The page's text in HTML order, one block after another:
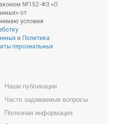
Наши публикации
Часто задаваемые вопросы
Полезная информация
№152-ФЗ «О
от
условия
и Политика
персональных